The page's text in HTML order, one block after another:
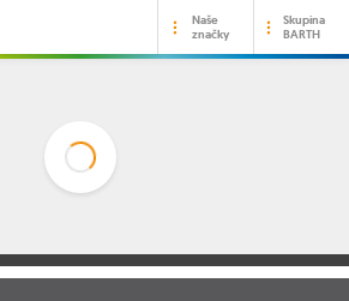
Naše
značky
Skupina
BARTH